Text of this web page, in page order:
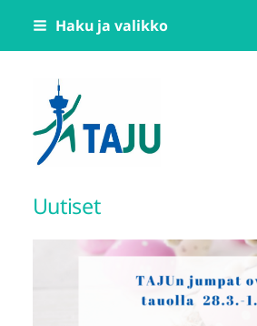
Siirry
Haku ja valikko
Tampereen
Uutiset